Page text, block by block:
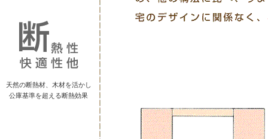
天然の断熱材、木材を活かし
公庫基準を超える断熱効果